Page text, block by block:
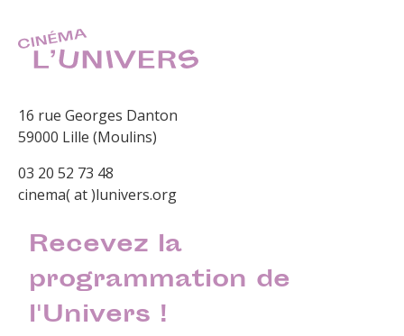
16 rue Georges Danton
59000 Lille (Moulins)
03 20 52 73 48
cinema( at )lunivers.org
Recevez la
programmation de
l'Univers !